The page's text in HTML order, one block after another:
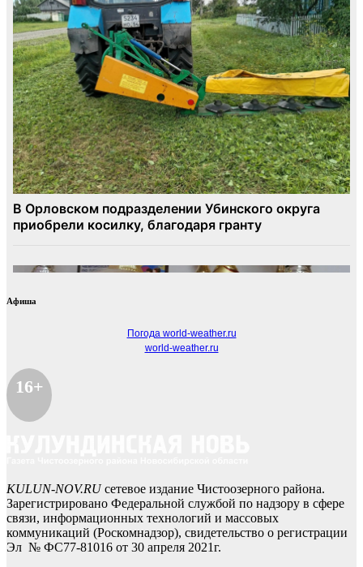
Афиша
Погода world-weather.ru
world-weather.ru
16+
KULUN-NOV.RUсетевое издание Чистоозерного района.
Зарегистрировано Федеральной службой по надзору в сфере
связи, информационных технологий и массовых
коммуникаций (Роскомнадзор), свидетельство о регистрации
Эл № ФС77-81016 от 30 апреля 2021г.